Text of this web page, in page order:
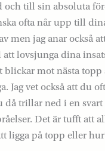
och till sin absoluta
ofta når upp till
men jag anar också
lovsjunga dina
blickar mot nästa topp
Jag vet också att du
då trillar ned i en svart
Det är tufft att
ligga på topp eller